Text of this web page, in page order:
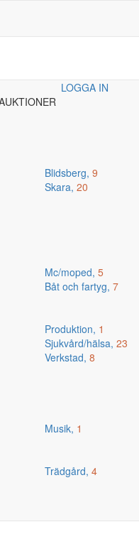
LOGGA IN
Blidsberg, 9
Skara, 20
Mc/moped, 5
Båt och fartyg, 7
Produktion, 1
Sjukvård/hälsa, 23
Verkstad, 8
Musik, 1
Trädgård, 4